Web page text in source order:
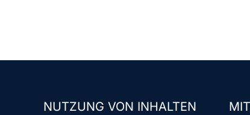
NUTZUNG VON INHALTEN